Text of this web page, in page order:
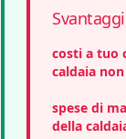
costi a tuo
caldaia
spese di
della